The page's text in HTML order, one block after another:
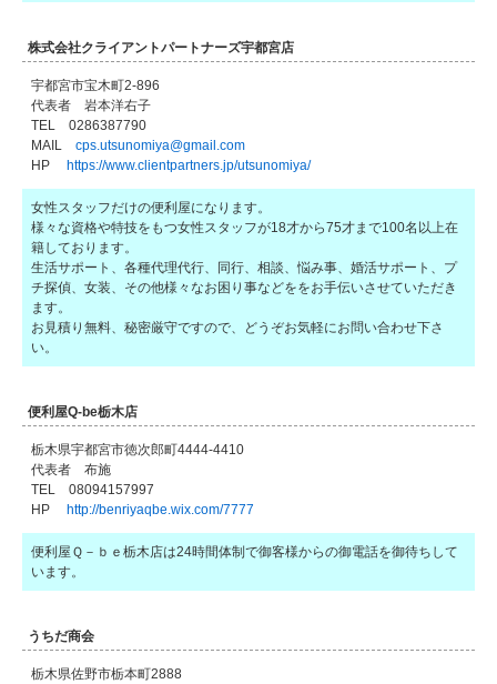
株式会社クライアントパートナーズ宇都宮店
宇都宮市宝木町2-896
代表者 岩本洋右子
TEL 0286387790
MAILcps.utsunomiya@gmail.com
HPhttps://www.clientpartners.jp/utsunomiya/
女性スタッフだけの便利屋になります。
様々な資格や特技をもつ女性スタッフが18才から75才まで100名以上在
籍しております。
生活サポート、各種代理代行、同行、相談、悩み事、婚活サポート、プ
チ探偵、女装、その他様々なお困り事などををお手伝いさせていただき
ます。
お見積り無料、秘密厳守ですので、どうぞお気軽にお問い合わせ下さ
い。
便利屋Q-be栃木店
栃木県宇都宮市徳次郎町4444-4410
代表者 布施
TEL 08094157997
HP http://benriyaqbe.wix.com/7777
便利屋Ｑ－ｂｅ栃木店は24時間体制で御客様からの御電話を御待ちして
います。
うちだ商会
栃木県佐野市栃本町2888